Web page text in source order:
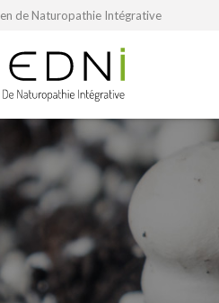
de Naturopathie Intégrative